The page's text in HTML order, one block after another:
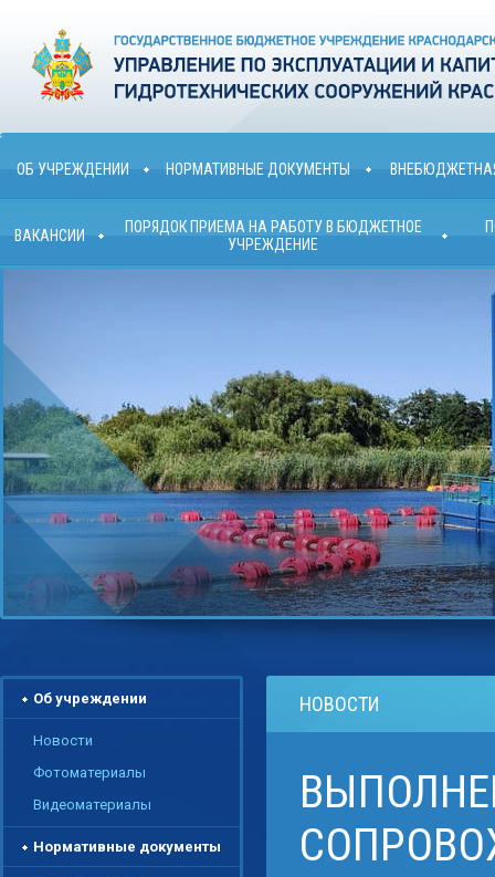
ОБ УЧРЕЖДЕНИИ НОРМАТИВНЫЕ ДОКУМЕНТЫ
ВАКАНСИИ
ПОРЯДОК ПРИЕМА НА РАБОТУ В БЮДЖЕТНОЕ
УЧРЕЖДЕНИЕ
Об учреждении
Новости
Фотоматериалы
Видеоматериалы
Нормативные документы
НОВОСТИ